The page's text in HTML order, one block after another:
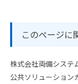
このページに
株式会社両備システ
公共ソリューション